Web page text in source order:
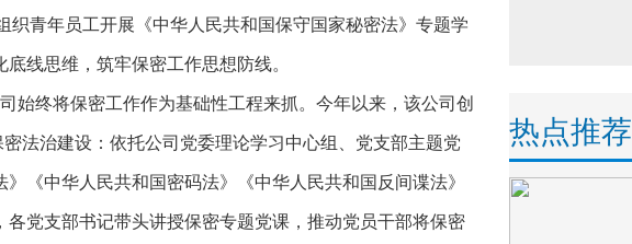
青年员工开展《中华人民共和国保守国家秘密法》专题学
线思维，筑牢保密工作思想防线。
终将保密工作作为基础性工程来抓。今年以来，该公司创
法治建设：依托公司党委理论学习中心组、党支部主题党
《中华人民共和国密码法》《中华人民共和国反间谍法》
党支部书记带头讲授保密专题党课，推动党员干部将保密
热点推荐